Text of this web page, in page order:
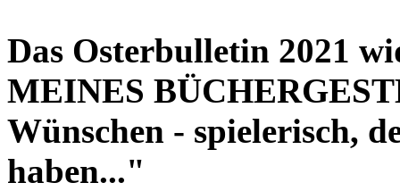
Das Osterbulletin 2021
MEINES
Wünschen - spielerisch,
haben..."